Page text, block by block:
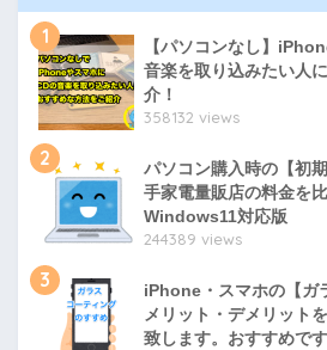
1
【パソコンなし】
音楽を取り込みたい人
介！
358132 views
2
パソコン購入時の【初
手家電量販店の料金を
Windows11対応版
244389 views
3
iPhone・スマホの【ガ
メリット・デメリット
致します。おすすめです